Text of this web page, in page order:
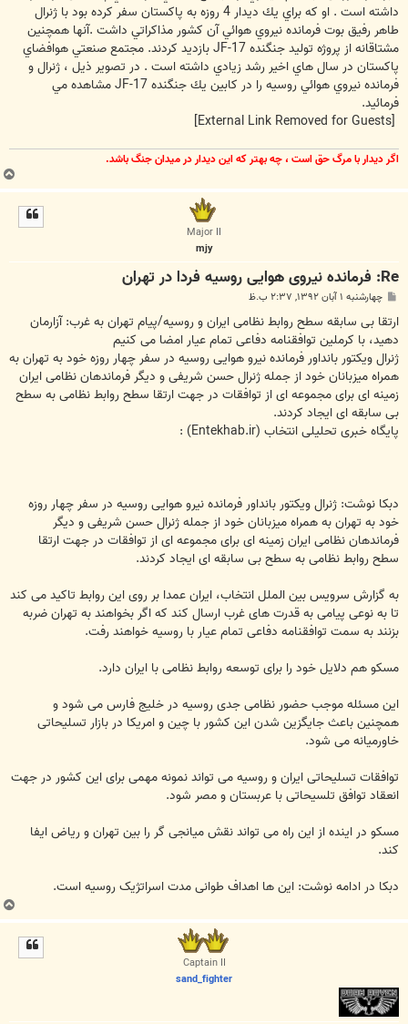
داشته است . او كه براي يك ديدار 4 روزه به پاكستان سفر كرده بود با ژنرال
طاهر رفيق بوت فرمانده نيروي هوائي آن كشور مذاكراتي داشت .آنها همچنين
مشتاقانه از پروژه توليد جنگنده JF-17 بازديد كردند. مجتمع صنعتي هوافضاي
پاكستان در سال هاي اخير رشد زيادي داشته است . در تصوير ذيل ، ژنرال و
فرمانده نيروي هوائي روسيه را در كابين يك جنگنده JF-17 مشاهده مي
فرمائيد.
[External Link Removed for Guests]
اگر ديدار با مرگ حق است ، چه بهتر كه اين ديدار در ميدان جنگ باشد.
Major II
mjy
Re: فرمانده نیروی هوایی روسیه فردا در تهران
س
ت
چهارشنبه ۱ آبان ۱۳۹۲, ۲:۳۷ ب.ظ
ارتقا بی سابقه سطح روابط نظامی ایران و روسیه/پیام تهران به غرب: آزارمان
دهید، با کرملین توافقنامه دفاعی تمام عیار امضا می کنیم
ژنرال ویکتور بانداور فرمانده نیرو هوایی روسیه در سفر چهار روزه خود به تهران به
همراه میزبانان خود از جمله ژنرال حسن شریفی و دیگر فرماندهان نظامی ایران
زمینه ای برای مجموعه ای از توافقات در جهت ارتقا سطح روابط نظامی به سطح
بی سابقه ای ایجاد کردند.
پایگاه خبری تحلیلی انتخاب (Entekhab.ir) :
دبکا نوشت: ژنرال ویکتور بانداور فرمانده نیرو هوایی روسیه در سفر چهار روزه
خود به تهران به همراه میزبانان خود از جمله ژنرال حسن شریفی و دیگر
فرماندهان نظامی ایران زمینه ای برای مجموعه ای از توافقات در جهت ارتقا
سطح روابط نظامی به سطح بی سابقه ای ایجاد کردند.
به گزارش سرویس بین الملل انتخاب، ایران عمدا بر روی این روابط تاکید می کند
تا به نوعی پیامی به قدرت های غرب ارسال کند که اگر بخواهند به تهران ضربه
بزنند به سمت توافقنامه دفاعی تمام عیار با روسیه خواهند رفت.
مسکو هم دلایل خود را برای توسعه روابط نظامی با ایران دارد.
این مسئله موجب حضور نظامی جدی روسیه در خلیج فارس می شود و
همچنین باعث جایگزین شدن این کشور با چین و امریکا در بازار تسلیحاتی
خاورمیانه می شود.
توافقات تسلیحاتی ایران و روسیه می تواند نمونه مهمی برای این کشور در جهت
انعقاد توافق تلسیحاتی با عربستان و مصر شود.
مسکو در اینده از این راه می تواند نقش میانجی گر را بین تهران و ریاض ایفا
کند.
دبکا در ادامه نوشت: این ها اهداف طوانی مدت اسراتژیک روسیه است.
Captain II
sand_fighter